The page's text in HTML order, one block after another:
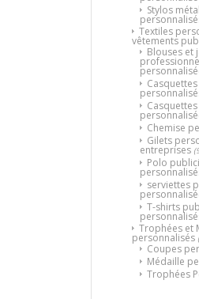
Stylos
Textiles
vêtements
Blouses et
Chemise
Gilets
entreprises
Polo
serviettes
T-shirts
Trophées et
personnalisés
Coupes
Médaille
Trophées